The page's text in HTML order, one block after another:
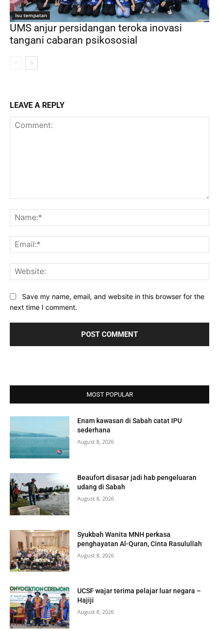
Isu tempatan
UMS anjur persidangan teroka inovasi
tangani cabaran psikososial
LEAVE A REPLY
Save my name, email, and website in this browser for the
next time I comment.
MOST POPULAR
Enam kawasan di Sabah catat IPU
sederhana
August 8, 2026
Beaufort disasar jadi hab pengeluaran
udang di Sabah
August 8, 2026
Syukbah Wanita MNH perkasa
penghayatan Al-Quran, Cinta Rasulullah
August 8, 2026
UCSF wajar terima pelajar luar negara –
Hajiji
August 8, 2026